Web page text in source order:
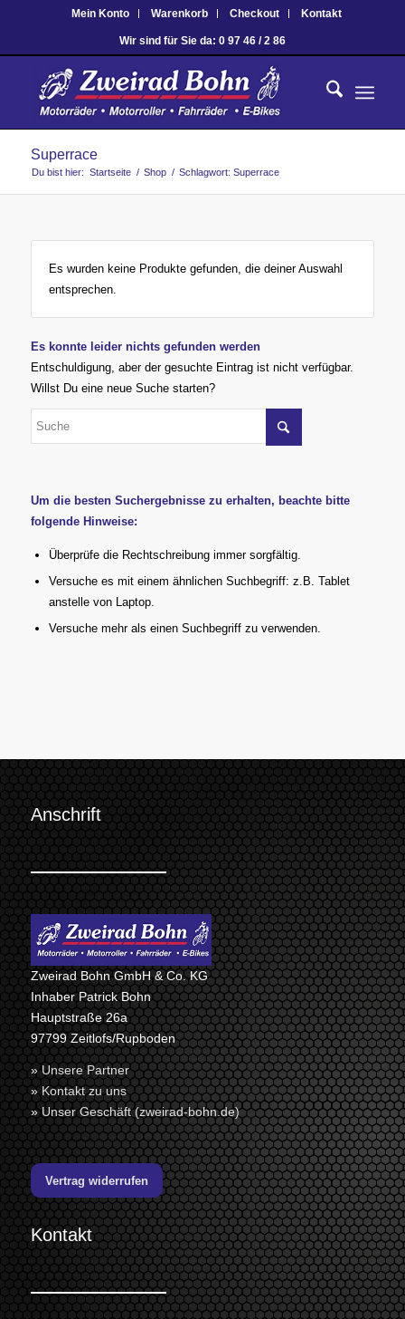
Mein Konto Warenkorb Checkout Kontakt
Wir sind für Sie da: 0 97 46 / 2 86
Superrace
Du bist hier: Startseite / Shop / Schlagwort: Superrace
Es wurden keine Produkte gefunden, die deiner Auswahl
entsprechen.
Es konnte leider nichts gefunden werden
Entschuldigung, aber der gesuchte Eintrag ist nicht verfügbar.
Willst Du eine neue Suche starten?
Um die besten Suchergebnisse zu erhalten, beachte bitte
folgende Hinweise:
Überprüfe die Rechtschreibung immer sorgfältig.
Versuche es mit einem ähnlichen Suchbegriff: z.B. Tablet
anstelle von Laptop.
Versuche mehr als einen Suchbegriff zu verwenden.
Anschrift
Zweirad Bohn GmbH & Co. KG
Inhaber Patrick Bohn
Hauptstraße 26a
97799 Zeitlofs/Rupboden
»Unsere Partner
»Kontakt zu uns
»Unser Geschäft (zweirad-bohn.de)
Vertrag widerrufen
Kontakt